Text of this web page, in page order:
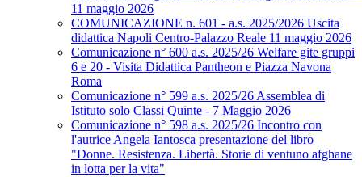
11 maggio 2026
COMUNICAZIONE n. 601 - a.s. 2025/2026 Uscita
didattica Napoli Centro-Palazzo Reale 11 maggio 2026
Comunicazione n° 600 a.s. 2025/26 Welfare gite gruppi
6 e 20 - Visita Didattica Pantheon e Piazza Navona
Roma
Comunicazione n° 599 a.s. 2025/26 Assemblea di
Istituto solo Classi Quinte - 7 Maggio 2026
Comunicazione n° 598 a.s. 2025/26 Incontro con
l'autrice Angela Iantosca presentazione del libro
"Donne. Resistenza. Libertà. Storie di ventuno afghane
in lotta per la vita"